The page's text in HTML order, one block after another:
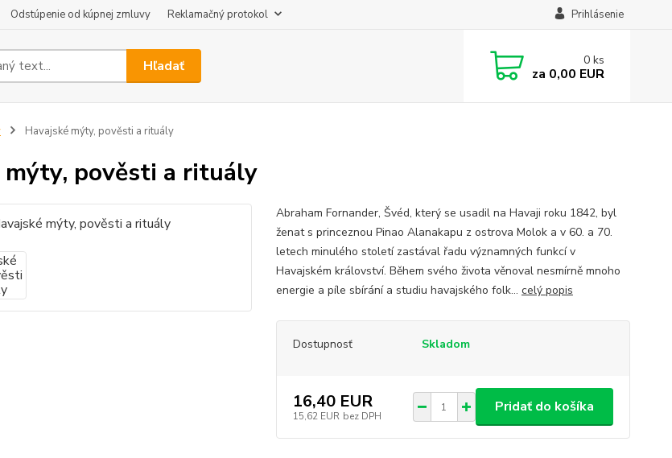
Odstúpenie od kúpnej zmluvy Reklamačný protokol Prihlásenie
Hľadať 0 ks
za 0,00 EUR
Havajské mýty, pověsti a rituály
mýty, pověsti a rituály
Abraham Fornander, Švéd, který se usadil na Havaji roku 1842, byl
ženat s princeznou Pinao Alanakapu z ostrova Molok a v 60. a 70.
letech minulého století zastával řadu významných funkcí v
Havajském království. Během svého života věnoval nesmírně mnoho
energie a píle sbírání a studiu havajského folk... celý popis
Dostupnosť Skladom
16,40 EUR
15,62 EUR bez DPH
Pridať do košíka